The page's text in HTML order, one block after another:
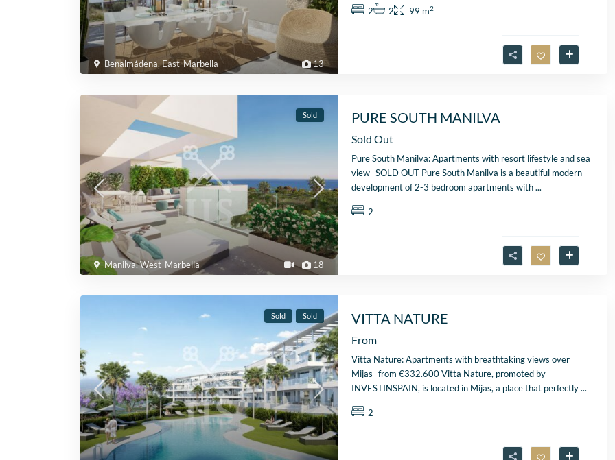
13
Benalmádena,East-Marbella
2 2 99 m2
18
Manilva,West-Marbella
Sold PURE SOUTH MANILVA
Sold Out
Pure South Manilva: Apartments with resort lifestyle and sea
view- SOLD OUT Pure South Manilva is a beautiful modern
development of 2-3 bedroom apartments with...
2
Sold Sold VITTA NATURE
From
Vitta Nature: Apartments with breathtaking views over
Mijas- from €332.600 Vitta Nature, promoted by
INVESTINSPAIN, is located in Mijas, a place that perfectly...
2